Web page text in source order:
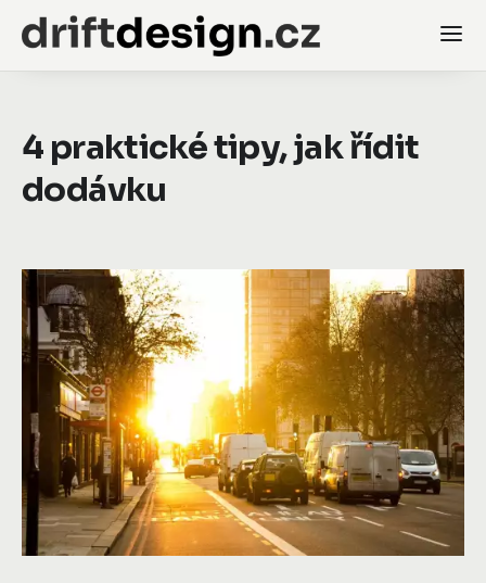
4 praktické tipy, jak řídit
dodávku